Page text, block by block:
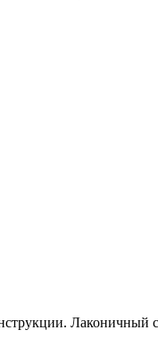
Лаконичный